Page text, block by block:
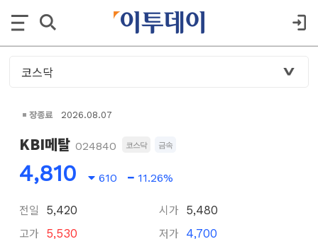
장종료 2026.08.07
KBI메탈 024840 코스닥 금속
4,810 610 11.26%
전일 5,420
고가 5,530
시가 5,480
저가 4,700